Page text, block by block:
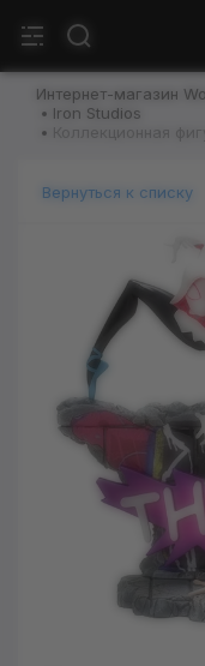
Интернет-магазин
Iron Studios
Коллекционная
Вернуться к списку